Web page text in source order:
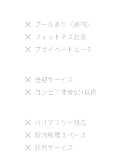
プールあり（屋内）
フィットネス施設
プライベートビーチ
送迎サービス
コンビニ徒歩5分以内
バリアフリー対応
館内喫煙スペース
託児サービス